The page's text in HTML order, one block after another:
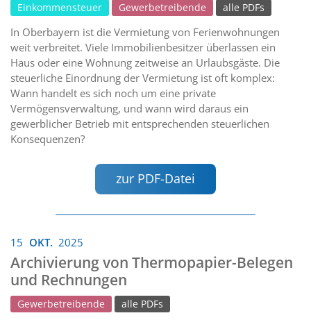
Einkommensteuer Gewerbetreibende alle PDFs
In Oberbayern ist die Vermietung von Ferienwohnungen
weit verbreitet. Viele Immobilienbesitzer überlassen ein
Haus oder eine Wohnung zeitweise an Urlaubsgäste. Die
steuerliche Einordnung der Vermietung ist oft komplex:
Wann handelt es sich noch um eine private
Vermögensverwaltung, und wann wird daraus ein
gewerblicher Betrieb mit entsprechenden steuerlichen
Konsequenzen?
zur PDF-Datei
15 OKT. 2025
Archivierung von Thermopapier-Belegen
und Rechnungen
Gewerbetreibende alle PDFs